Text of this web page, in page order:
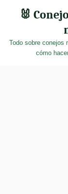
🐰
Todo sobre conejos
cómo